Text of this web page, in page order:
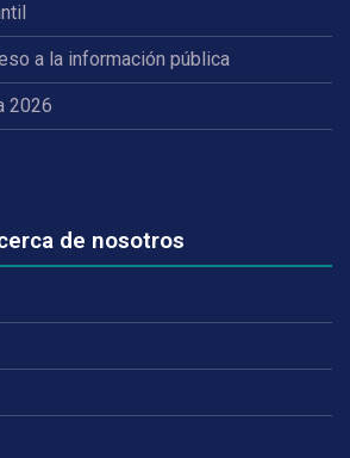
a la información pública
2026
de nosotros